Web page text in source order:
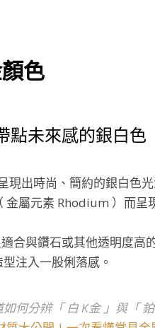
色
點未來感的銀白色
現出時尚、簡約的銀白色
金屬元素 Rhodium ）而呈
合與鑽石或其他透明度
注入一股俐落感。
何分辨「 白 K金 」與「